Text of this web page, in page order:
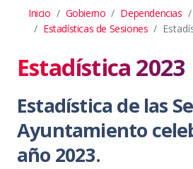
Inicio Gobierno Dependencias
Estadísticas de Sesiones
Estadística 2023
Estadística de las
Ayuntamiento
año 2023.